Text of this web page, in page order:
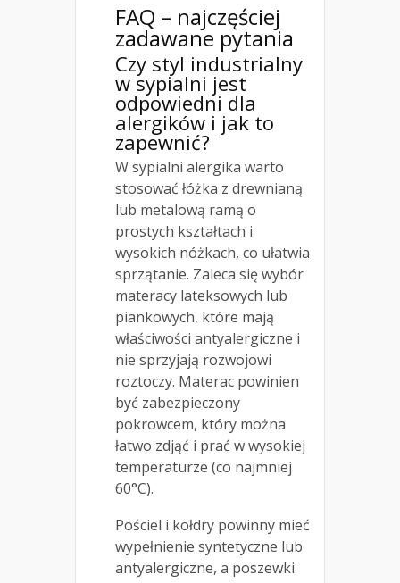
FAQ – najczęściej
zadawane pytania
Czy styl industrialny
w sypialni jest
odpowiedni dla
alergików i jak to
zapewnić?
W sypialni alergika warto
stosować łóżka z drewnianą
lub metalową ramą o
prostych kształtach i
wysokich nóżkach, co ułatwia
sprzątanie. Zaleca się wybór
materacy lateksowych lub
piankowych, które mają
właściwości antyalergiczne i
nie sprzyjają rozwojowi
roztoczy. Materac powinien
być zabezpieczony
pokrowcem, który można
łatwo zdjąć i prać w wysokiej
temperaturze (co najmniej
60°C).
Pościel i kołdry powinny mieć
wypełnienie syntetyczne lub
antyalergiczne, a poszewki